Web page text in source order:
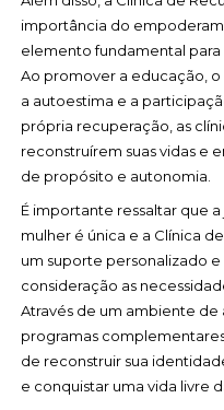
importância do
elemento fundamental
Ao promover a educação,
a autoestima e a
própria recuperação, as
reconstruírem suas vidas e
de propósito e autonomia.
É importante ressaltar que
mulher é única e a Clínica
um suporte personalizado
consideração as
Através de um ambiente de
programas
de reconstruir sua
e conquistar uma vida livre